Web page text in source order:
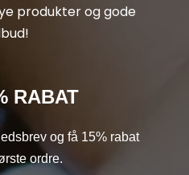
produkter og gode
RABAT
og få 15% rabat
ordre.